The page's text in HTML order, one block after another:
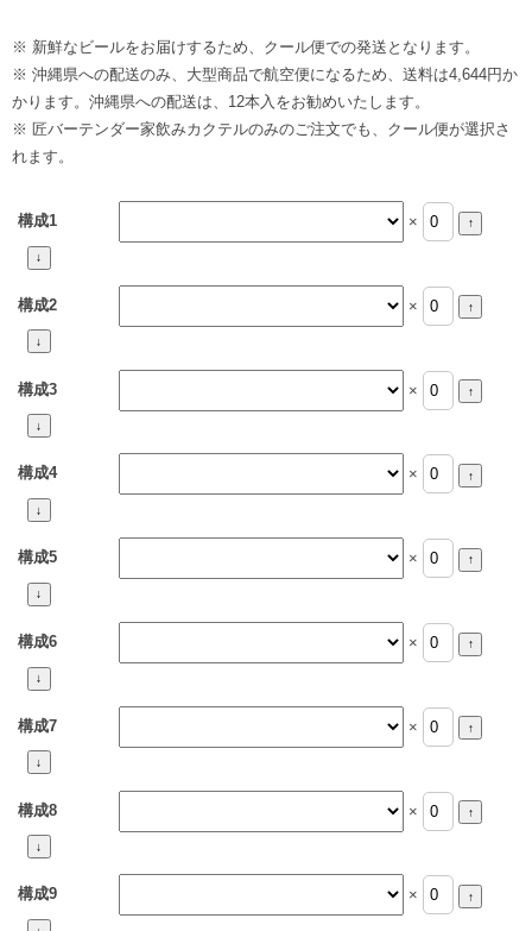
※ 新鮮なビールをお届けするため、クール便での発送となります。
※ 沖縄県への配送のみ、大型商品で航空便になるため、送料は4,644円か
かります。沖縄県への配送は、12本入をお勧めいたします。
※ 匠バーテンダー家飲みカクテルのみのご注文でも、クール便が選択さ
れます。
構成1 ×
構成2 ×
構成3 ×
構成4 ×
構成5 ×
構成6 ×
構成7 ×
構成8 ×
構成9 ×